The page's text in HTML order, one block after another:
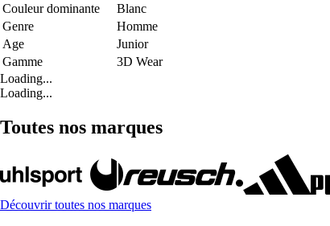
Couleur dominante
Blanc
Genre
Homme
Age
Junior
Gamme
3D Wear
Loading...
Loading...
Toutes nos marques
Découvrir toutes nos marques